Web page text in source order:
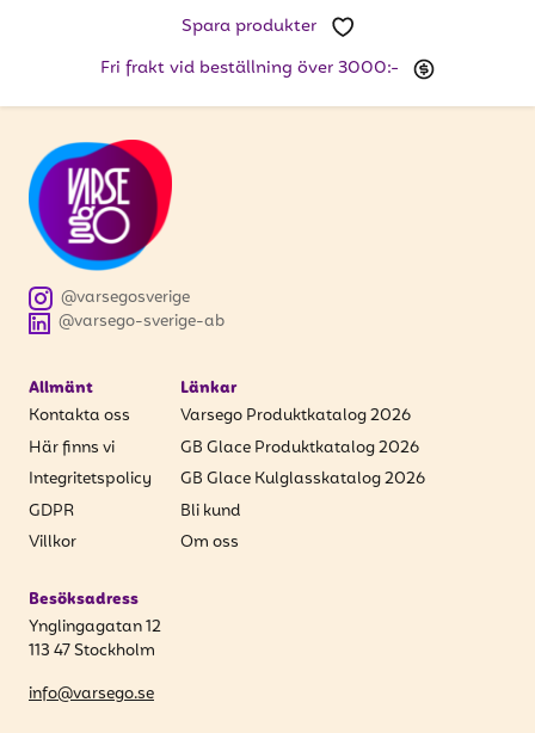
Spara produkter
Fri frakt vid beställning över 3000:-
@varsego-sverige-ab
@varsegosverige
Allmänt
Kontakta oss
Här finns vi
Integritetspolicy
GDPR
Villkor
Länkar
Varsego Produktkatalog 2026
GB Glace Produktkatalog 2026
GB Glace Kulglasskatalog 2026
Bli kund
Om oss
Besöksadress
Ynglingagatan 12
113 47 Stockholm
info@varsego.se